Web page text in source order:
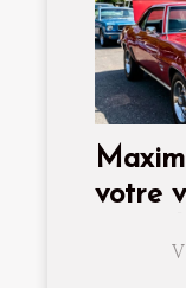
votre